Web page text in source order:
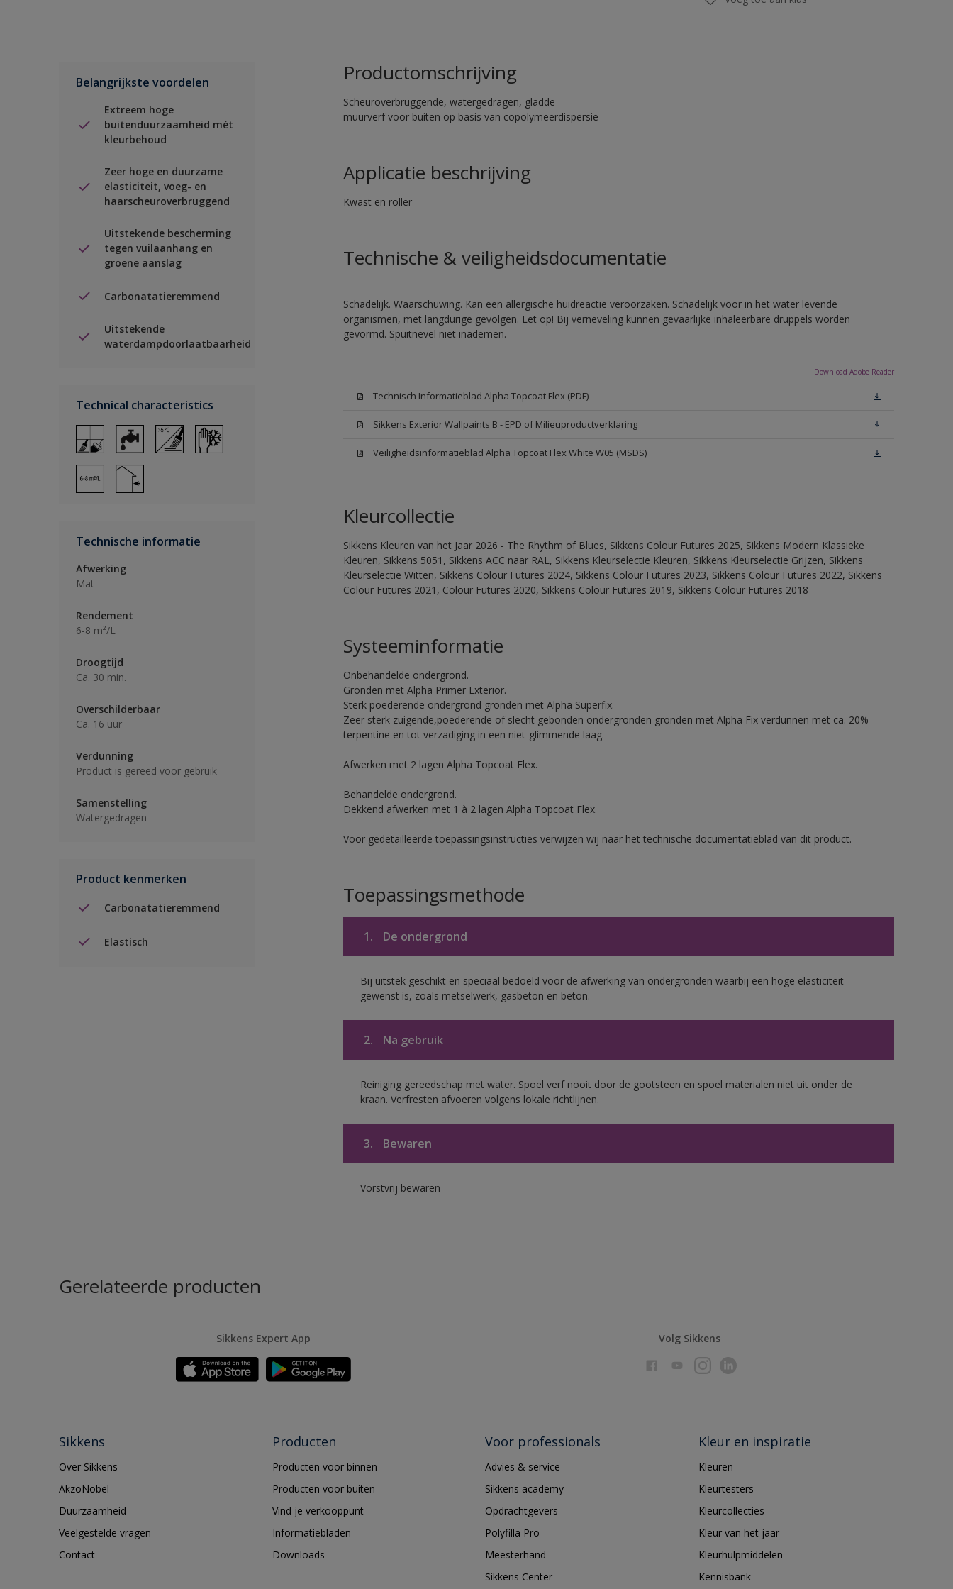
Belangrijkste voordelen
Extreem hoge
buitenduurzaamheid mét
kleurbehoud
Zeer hoge en duurzame
elasticiteit, voeg- en
haarscheuroverbruggend
Uitstekende bescherming
tegen vuilaanhang en
groene aanslag
Carbonatatieremmend
Uitstekende
waterdampdoorlaatbaarheid
Technical characteristics
Technische informatie
Afwerking
Mat
Rendement
6-8 m²/L
Droogtijd
Ca. 30 min.
Overschilderbaar
Ca. 16 uur
Verdunning
Product is gereed voor gebruik
Samenstelling
Watergedragen
Product kenmerken
Carbonatatieremmend
Elastisch
Productomschrijving
Scheuroverbruggende, watergedragen, gladde
muurverf voor buiten op basis van copolymeerdispersie
Applicatie beschrijving
Kwast en roller
Technische & veiligheidsdocumentatie
Schadelijk. Waarschuwing. Kan een allergische huidreactie veroorzaken. Schadelijk voor in het water levende
organismen, met langdurige gevolgen. Let op! Bij verneveling kunnen gevaarlijke inhaleerbare druppels worden
gevormd. Spuitnevel niet inademen.
Download Adobe Reader
Technisch Informatieblad Alpha Topcoat Flex (PDF)
Sikkens Exterior Wallpaints B - EPD of Milieuproductverklaring
Veiligheidsinformatieblad Alpha Topcoat Flex White W05 (MSDS)
Kleurcollectie
Sikkens Kleuren van het Jaar 2026 - The Rhythm of Blues, Sikkens Colour Futures 2025, Sikkens Modern Klassieke
Kleuren, Sikkens 5051, Sikkens ACC naar RAL, Sikkens Kleurselectie Kleuren, Sikkens Kleurselectie Grijzen, Sikkens
Kleurselectie Witten, Sikkens Colour Futures 2024, Sikkens Colour Futures 2023, Sikkens Colour Futures 2022, Sikkens
Colour Futures 2021, Colour Futures 2020, Sikkens Colour Futures 2019, Sikkens Colour Futures 2018
Systeeminformatie
Onbehandelde ondergrond.
Gronden met Alpha Primer Exterior.
Sterk poederende ondergrond gronden met Alpha Superfix.
Zeer sterk zuigende,poederende of slecht gebonden ondergronden gronden met Alpha Fix verdunnen met ca. 20%
terpentine en tot verzadiging in een niet-glimmende laag.
Afwerken met 2 lagen Alpha Topcoat Flex.
Behandelde ondergrond.
Dekkend afwerken met 1 à 2 lagen Alpha Topcoat Flex.
Voor gedetailleerde toepassingsinstructies verwijzen wij naar het technische documentatieblad van dit product.
Toepassingsmethode
1. De ondergrond
Bij uitstek geschikt en speciaal bedoeld voor de afwerking van ondergronden waarbij een hoge elasticiteit
gewenst is, zoals metselwerk, gasbeton en beton.
2. Na gebruik
Reiniging gereedschap met water. Spoel verf nooit door de gootsteen en spoel materialen niet uit onder de
kraan. Verfresten afvoeren volgens lokale richtlijnen.
3. Bewaren
Vorstvrij bewaren
Gerelateerde producten
Sikkens Expert App Volg Sikkens
Sikkens
Over Sikkens
AkzoNobel
Duurzaamheid
Veelgestelde vragen
Contact
Producten
Producten voor binnen
Producten voor buiten
Vind je verkooppunt
Informatiebladen
Downloads
Voor professionals
Advies & service
Sikkens academy
Opdrachtgevers
Polyfilla Pro
Meesterhand
Sikkens Center
Kleur en inspiratie
Kleuren
Kleurtesters
Kleurcollecties
Kleur van het jaar
Kleurhulpmiddelen
Kennisbank